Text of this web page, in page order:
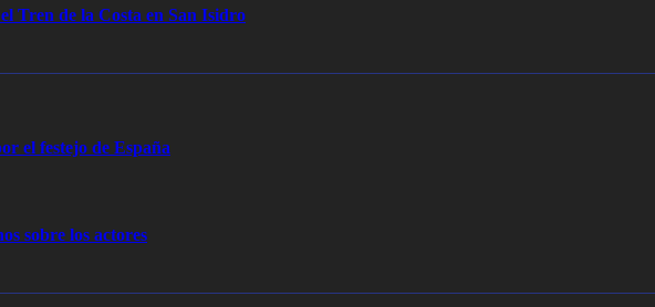
Tren de la Costa en San Isidro
el festejo de España
sobre los actores